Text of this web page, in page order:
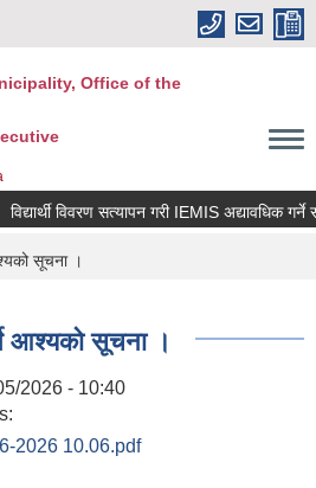
Office of the
विद्यार्थी विवरण सत्यापन गरी IEMIS अद्यावधिक गर्ने
सूचना ।
आश्यको सूचना ।
2026 - 10:40
2026 10.06.pdf